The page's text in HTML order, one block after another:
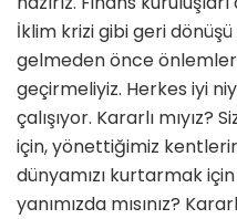
İklim krizi gibi geri
gelmeden önce
geçirmeliyiz. Herkes iyi
çalışıyor. Kararlı
için, yönettiğimiz
dünyamızı kurtarmak
yanımızda mısınız?